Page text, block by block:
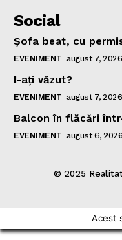
Social
Şofa beat, cu
EVENIMENT august 7, 2026
I-aţi văzut?
EVENIMENT august 7, 2026
Balcon în flăcări
EVENIMENT august 6, 2026
© 2025
Acest